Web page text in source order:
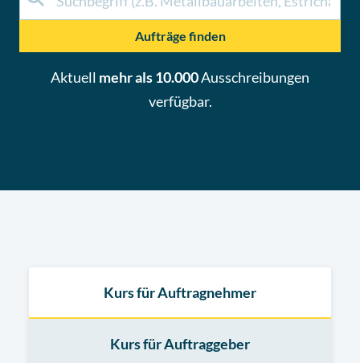
Aufträge finden
Aktuell mehr als 10.000Ausschreibungen
verfügbar.
Kurs für Auftragnehmer
Kurs für Auftraggeber